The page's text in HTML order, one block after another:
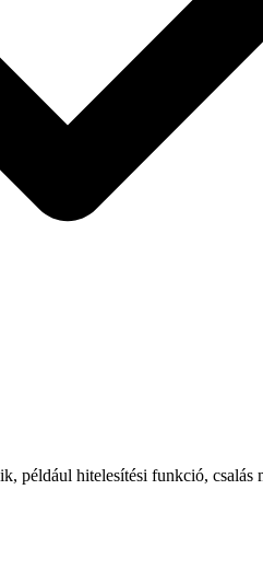
például hitelesítési funkció, csalás